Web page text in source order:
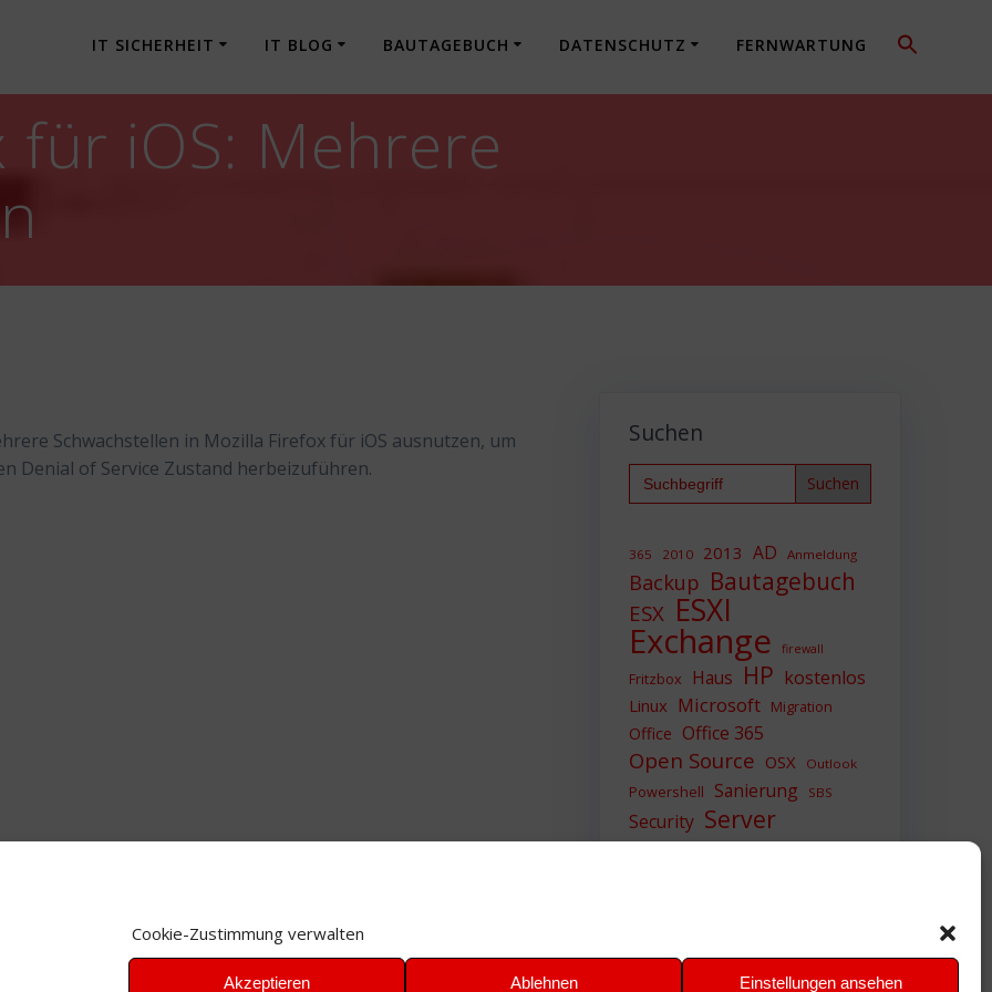
Cookie-Zustimmung verwalten
Akzeptieren Ablehnen Einstellungen ansehen
IT SICHERHEIT IT BLOG BAUTAGEBUCH DATENSCHUTZ FERNWARTUNG
für iOS: Mehrere
Schwachstellen in Mozilla Firefox für iOS ausnutzen, um
Denial of Service Zustand herbeizuführen.
Suchen
Search
for:
365 2010 2013 AD Anmeldung
Backup Bautagebuch
ESX ESXI
Exchange firewall
Fritzbox Haus HP kostenlos
Linux Microsoft Migration
Office Office 365
Open Source OSX Outlook
Powershell Sanierung SBS
Security Server
Sicherheit SIEM
VMWare VPN WAZUH